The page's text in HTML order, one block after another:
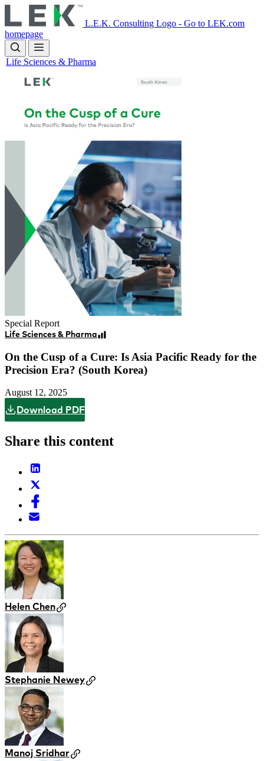
to
main
content
L.E.K. Consulting Logo - Go to LEK.com
homepage
Life Sciences & Pharma
Special Report
Life Sciences & Pharma
On the Cusp of a Cure: Is Asia Pacific Ready for the
Precision Era? (South Korea)
August 12, 2025
Download PDF
Share this content
Helen Chen
Stephanie Newey
Manoj Sridhar